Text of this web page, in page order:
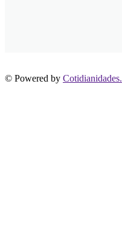
© Powered by Cotidianidades.